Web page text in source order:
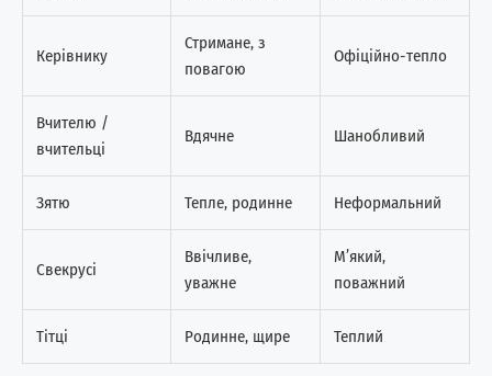
Керівнику
Стримане, з
повагою
Офіційно-тепло
Вчителю /
вчительці
Вдячне Шанобливий
Зятю Тепле, родинне Неформальний
Свекрусі
Ввічливе,
уважне
М’який,
поважний
Тітці Родинне, щире Теплий